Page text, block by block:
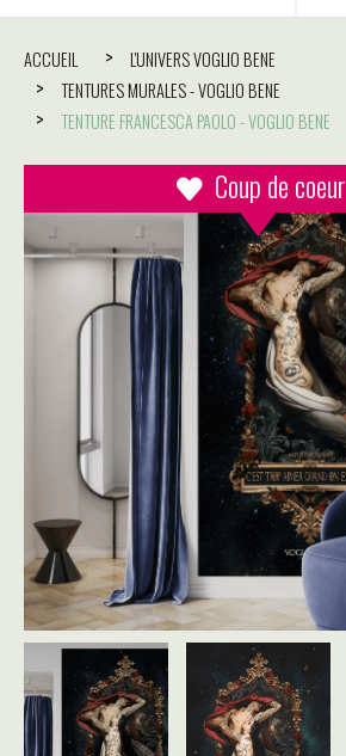
ACCUEIL
L'UNIVERS VOGLIO BENE
TENTURES MURALES - VOGLIO BENE
TENTURE FRANCESCA PAOLO - VOGLIO BENE
Coup de coeur